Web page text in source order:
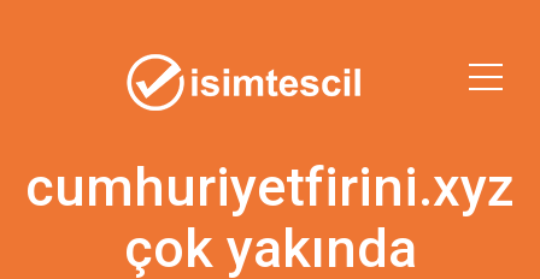
cumhuriyetfirini.xyz
çok yakında